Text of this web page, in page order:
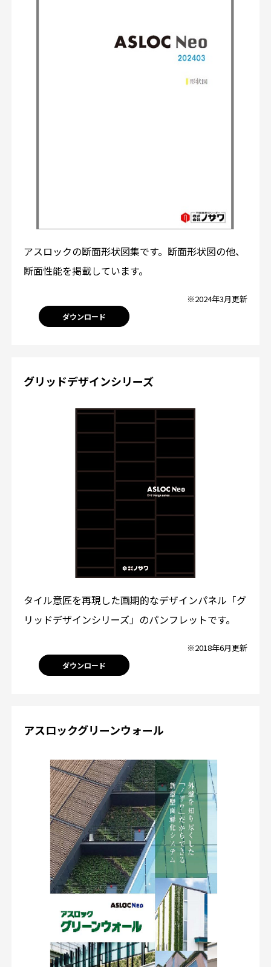
アスロックの断面形状図集です。断面形状図の他、
断面性能を掲載しています。
※2024年3月更新
ダウンロード
グリッドデザインシリーズ
タイル意匠を再現した画期的なデザインパネル「グ
リッドデザインシリーズ」のパンフレットです。
※2018年6月更新
ダウンロード
アスロックグリーンウォール